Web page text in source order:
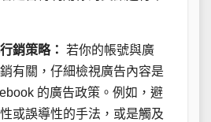
銷策略： 若你的帳號與廣
有關，仔細檢視廣告內容是
的廣告政策。例如，避
或誤導性的手法，或是觸及